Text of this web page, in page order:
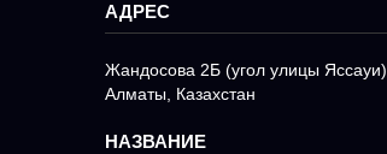
Жандосова 2Б (угол улицы Яссауи),
Алматы, Казахстан